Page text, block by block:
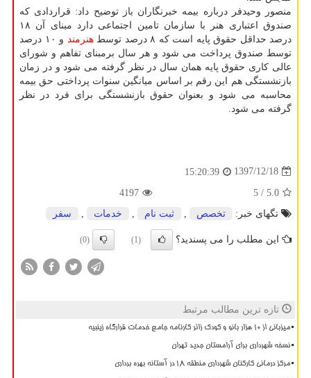
منصور وحیدفر درباره بیمه خبرنگاران باز توضیح داد: قراردادی كه
صندوق اعتباری هنر با سازمان تامین اجتماعی دارد مبنای آن ۱۸
درصد حداقل حقوق پایه است كه ۸ درصد توسط
هنرمند
و ۱۰ درصد
توسط صندوق پرداخت می شود و هر سال برمبنای تفاهم و شورای
عالی كاری حقوق پایه همان سال در نظر گرفته می شود و در زمان
بازنشستگی هم این رقم بر اساس میانگین سنوات پرداختی حق بیمه
محاسبه می شود و بعنوان حقوق بازنشستگی برای فرد در نظر
گرفته می شود.
1397/12/18
15:20:39
5.0
/ 5
4197
تگهای خبر:
تخصص ثبت نام خدمات سفر
این مطلب را می پسندید؟ (1)
(0)
تازه ترین مطالب مرتبط
میزبانی از ۱۰ هزار بانو و کودک زائر کارنامه جامع خدمات قرارگاه زینبیه
نسخه شهرداری برای آرامستان جدید تهران
مرکز درمانی کارکنان شهرداری منطقه ۱۸ در آستانه بهره برداری